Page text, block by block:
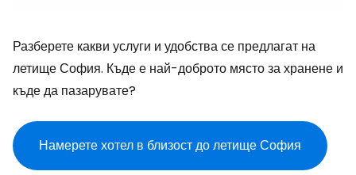
Разберете какви услуги и удобства се предлагат на
летище София. Къде е най-доброто място за хранене и
къде да пазарувате?
Намерете хотел в близост до летище София